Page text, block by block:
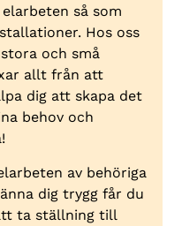
så som
Hos oss
och små
allt från att
dig att skapa det
behov och
av behöriga
dig trygg får du
ta ställning till